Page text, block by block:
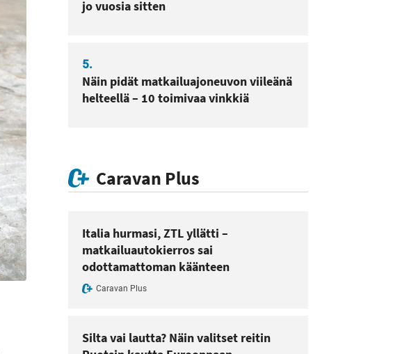
jo vuosia sitten
5.
Näin pidät matkailuajoneuvon viileänä
helteellä – 10 toimivaa vinkkiä
Caravan Plus
Italia hurmasi, ZTL yllätti –
matkailuautokierros sai
odottamattoman käänteen
Caravan Plus
Silta vai lautta? Näin valitset reitin